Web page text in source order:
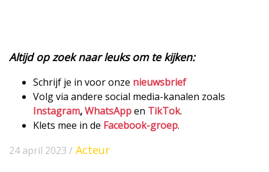
Altijd op zoek naar leuks om te kijken:
Schrijf je in voor onze nieuwsbrief
Volg via andere social media-kanalen zoals
Instagram,WhatsAppen TikTok.
Klets mee in de Facebook-groep.
24 april 2023 / Acteur